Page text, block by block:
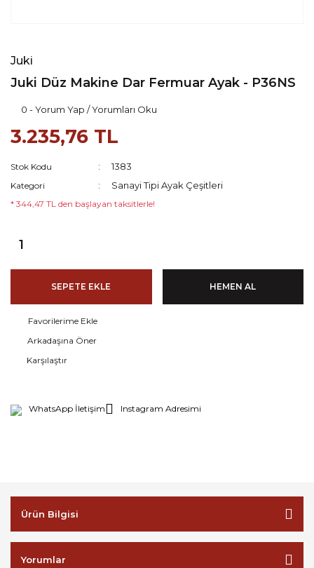
Juki
Juki Düz Makine Dar Fermuar Ayak - P36NS
0 - Yorum Yap / Yorumları Oku
3.235,76 TL
Stok Kodu 1383
Kategori Sanayi Tipi Ayak Çeşitleri
* 344,47 TL den başlayan taksitlerle!
SEPETE EKLE HEMEN AL
Arkadaşına Öner
Karşılaştır
WhatsApp İletişim Instagram Adresimi
Ürün Bilgisi
Yorumlar